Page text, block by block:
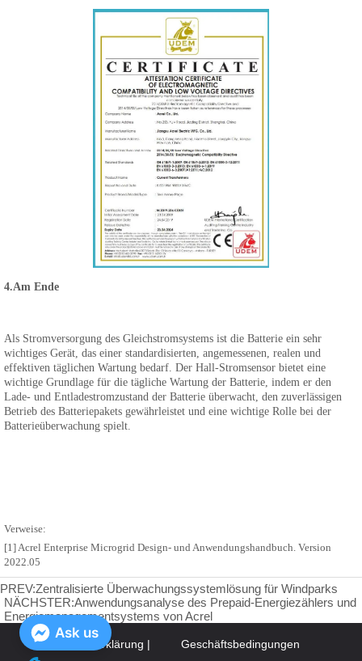
PREV:Zentralisierte Überwachungssystemlösung für Windparks
NÄCHSTER:Anwendungsanalyse des Prepaid-Energiezählers und
Energiemanagementsystems von Acrel
Datenschutzerklärung | Geschäftsbedingungen
Ask us